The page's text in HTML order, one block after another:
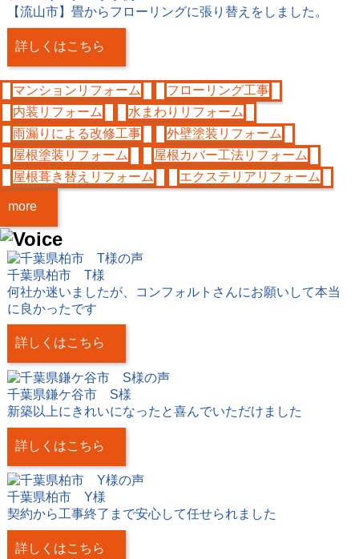
【流山市】畳からフローリングに張り替えをしました。
詳しくはこちら
マンションリフォーム
フローリング工事
内装リフォーム
水まわりリフォーム
雨漏りによる改修工事
外壁塗装リフォーム
屋根塗装リフォーム
屋根カバー工法リフォーム
屋根葺き替えリフォーム
エクステリアリフォーム
more
千葉県柏市 T様
何社か迷いましたが、コンフォルトさんにお願いして本当
に良かったです
詳しくはこちら
千葉県鎌ケ谷市 S様
新築以上にきれいになったと喜んでいただけました
詳しくはこちら
千葉県柏市 Y様
契約から工事終了まで安心して任せられました
詳しくはこちら